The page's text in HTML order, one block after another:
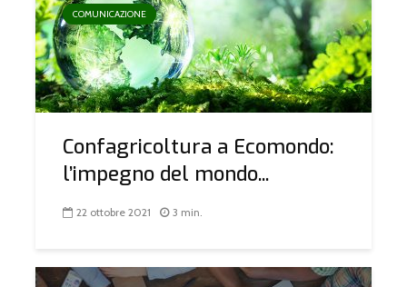
COMUNICAZIONE
Confagricoltura a Ecomondo:
l’impegno del mondo...
22 ottobre 2021 3 min.